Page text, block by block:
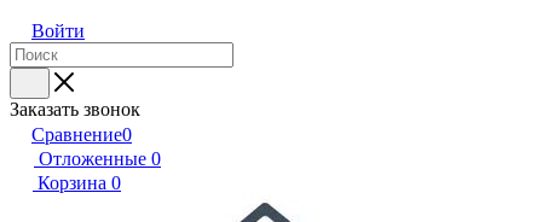
Войти
Заказать звонок
Сравнение0
Отложенные 0
Корзина 0